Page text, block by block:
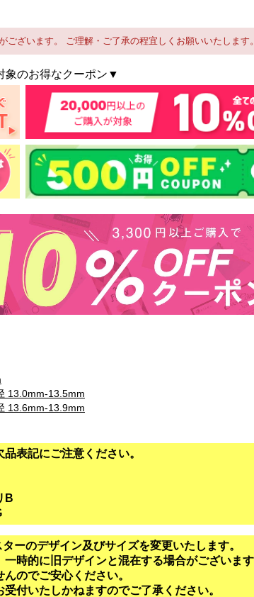
ざいます。 ご理解・ご了承の程宜しくお願いいたします。
象のお得なクーポン▼
13.0mm-13.5mm
13.6mm-13.9mm
表記にご注意ください。
B
ーのデザイン及びサイズを変更いたします。
時的に旧デザインと混在する場合がございます
のでご安心ください。
付いたしかねますのでご了承ください。